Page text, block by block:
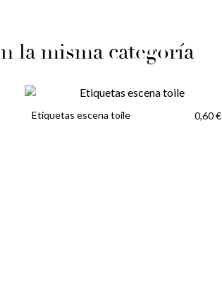
la misma categoría
Etiquetas escena toile 0,60 €